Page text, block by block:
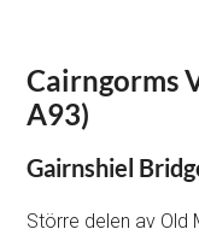
Cairngorms
A93)
Gairnshiel
Större delen av Old